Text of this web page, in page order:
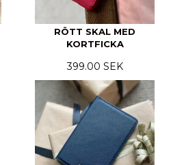
RÖTT SKAL MED
KORTFICKA
399.00 SEK